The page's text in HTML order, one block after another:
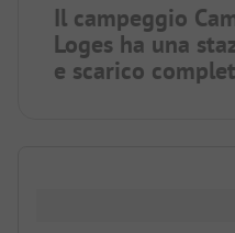
Il campeggio
Loges ha una
e scarico